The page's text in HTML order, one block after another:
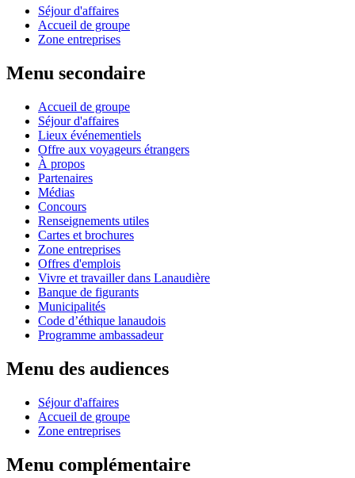
Séjour d'affaires
Accueil de groupe
Zone entreprises
Menu secondaire
Accueil de groupe
Séjour d'affaires
Lieux événementiels
Offre aux voyageurs étrangers
À propos
Partenaires
Médias
Concours
Renseignements utiles
Cartes et brochures
Zone entreprises
Offres d'emplois
Vivre et travailler dans Lanaudière
Banque de figurants
Municipalités
Code d’éthique lanaudois
Programme ambassadeur
Menu des audiences
Séjour d'affaires
Accueil de groupe
Zone entreprises
Menu complémentaire